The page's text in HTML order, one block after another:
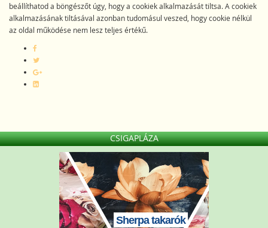
beállíthatod a böngészőt úgy, hogy a cookiek alkalmazását tiltsa. A cookiek
alkalmazásának tiltásával azonban tudomásul veszed, hogy cookie nélkül
az oldal működése nem lesz teljes értékű.
CSIGAPLÁZA
Sherpa takarók